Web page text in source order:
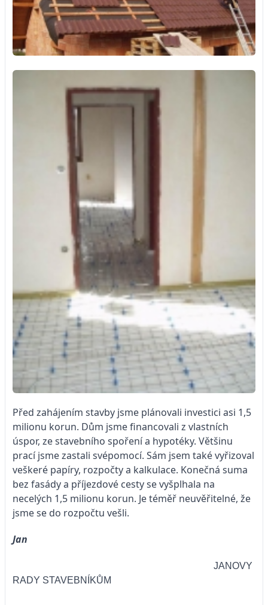
Před zahájením stavby jsme plánovali investici asi 1,5
milionu korun. Dům jsme financovali z vlastních
úspor, ze stavebního spoření a hypotéky. Většinu
prací jsme zastali svépomocí. Sám jsem také vyřizoval
veškeré papíry, rozpočty a kalkulace. Konečná suma
bez fasády a příjezdové cesty se vyšplhala na
necelých 1,5 milionu korun. Je téměř neuvěřitelné, že
jsme se do rozpočtu vešli.
Jan
JANOVY
RADY STAVEBNÍKŮM